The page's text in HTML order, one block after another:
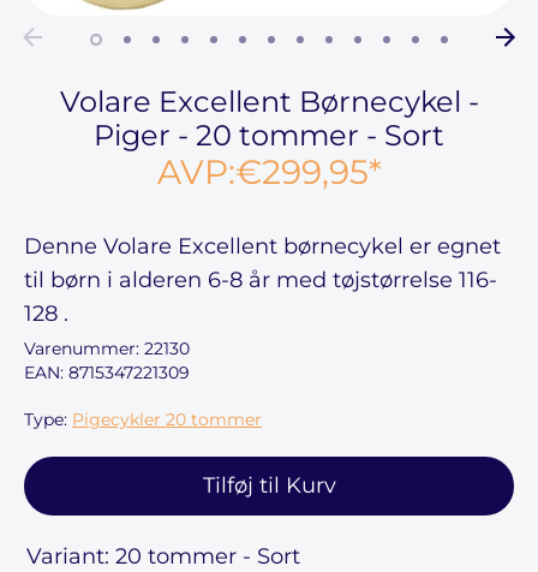
Volare Excellent Børnecykel -
Piger - 20 tommer - Sort
AVP:€299,95*
Denne Volare Excellent børnecykel er egnet
til børn i alderen 6-8 år med tøjstørrelse 116-
128 .
Varenummer: 22130
EAN: 8715347221309
Type: Pigecykler 20 tommer
Tilføj til Kurv
Variant: 20 tommer - Sort